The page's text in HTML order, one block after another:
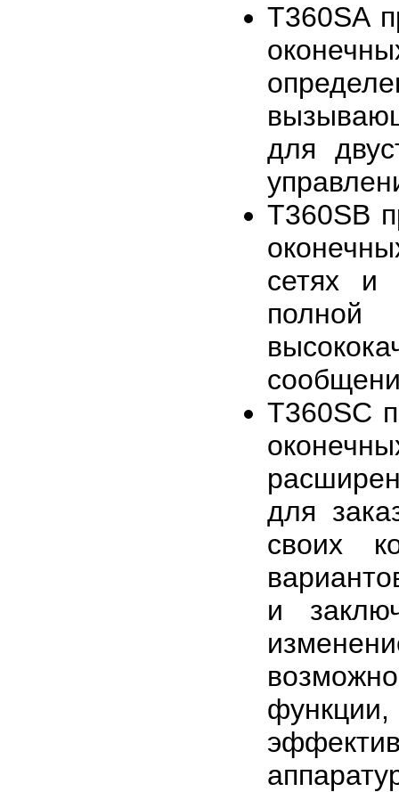
T360SA
для
T360SB
сетях и
T360SC
для
своих
и